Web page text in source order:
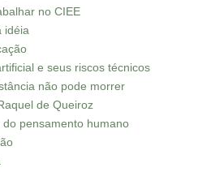
no CIEE
idéia
e seus riscos técnicos
não pode morrer
de Queiroz
do pensamento humano